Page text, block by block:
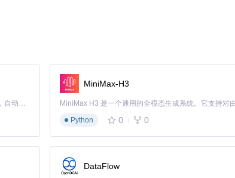
的批量下载功能支持一次性获取UP主所有作品，只需输入
适合收集系列教程或综艺节目。
Claude Code 的开源替代方案。连接任意大模型，编辑代码，运行命令，自动验证 — 全自动执行。用 Rust 构建，极致性能。 ｜ An open-source alternative to Claude Code. Connect any LLM, edit code, run commands, and verify changes — autonomously. Built in Rust for speed. Get Started
MiniMax-H3
Python
0 0
DataFlow